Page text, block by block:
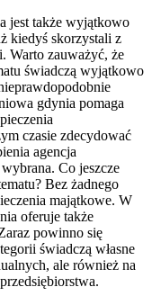
jest także wyjątkowo
kiedyś skorzystali z
Warto zauważyć, że
świadczą wyjątkowo
gdynia pomaga
czasie zdecydować
agencja
Co jeszcze
Bez żadnego
majątkowe. W
oferuje także
powinno się
świadczą własne
ale również na